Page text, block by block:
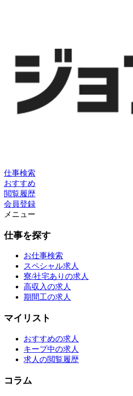
仕事検索
おすすめ
閲覧履歴
会員登録
メニュー
仕事を探す
お仕事検索
スペシャル求人
寮/社宅ありの求人
高収入の求人
期間工の求人
マイリスト
おすすめの求人
キープ中の求人
求人の閲覧履歴
コラム